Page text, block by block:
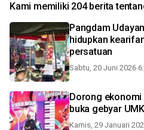
Kami memiliki 204 berita
Pangdam
hidupkan
persatuan
Sabtu, 20 Juni 2026
Dorong ekonomi
buka gebyar
Kamis, 29 Januari